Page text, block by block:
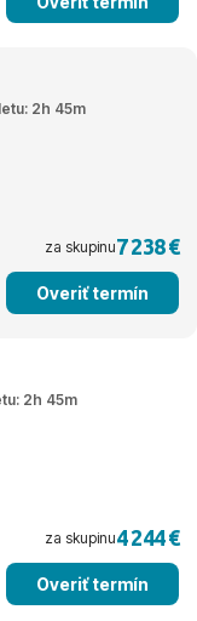
2h 45m
za skupinu7 238 €
Overiť termín
2h 45m
za skupinu4 244 €
Overiť termín